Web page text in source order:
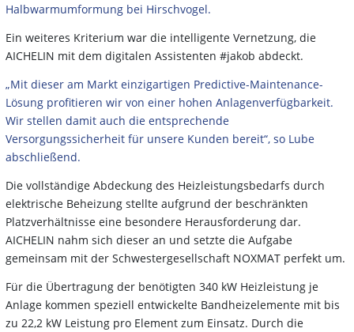
Halbwarmumformung bei Hirschvogel.
Ein weiteres Kriterium war die intelligente Vernetzung, die
AICHELIN mit dem digitalen Assistenten #jakob abdeckt.
„Mit dieser am Markt einzigartigen Predictive-Maintenance-
Lösung profitieren wir von einer hohen Anlagenverfügbarkeit.
Wir stellen damit auch die entsprechende
Versorgungssicherheit für unsere Kunden bereit“, so Lube
abschließend.
Die vollständige Abdeckung des Heizleistungsbedarfs durch
elektrische Beheizung stellte aufgrund der beschränkten
Platzverhältnisse eine besondere Herausforderung dar.
AICHELIN nahm sich dieser an und setzte die Aufgabe
gemeinsam mit der Schwestergesellschaft NOXMAT perfekt um.
Für die Übertragung der benötigten 340 kW Heizleistung je
Anlage kommen speziell entwickelte Bandheizelemente mit bis
zu 22,2 kW Leistung pro Element zum Einsatz. Durch die